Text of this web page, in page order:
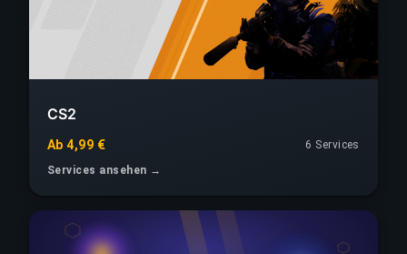
CS2
Ab 4,99 €
6 Services
Services ansehen →